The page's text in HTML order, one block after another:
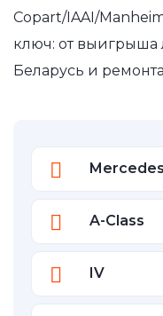
Copart/IAAI/
ключ: от выигрыша
Беларусь и
A-Class
IV